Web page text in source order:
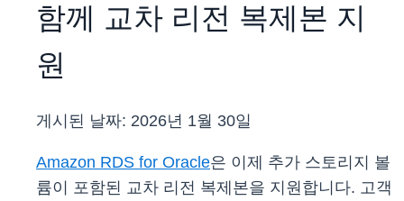
함께 교차 리전 복제본 지
원
게시된 날짜: 2026년 1월 30일
Amazon RDS for Oracle은 이제 추가 스토리지 볼
륨이 포함된 교차 리전 복제본을 지원합니다. 고객